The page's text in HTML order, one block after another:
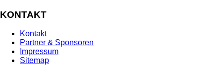
KONTAKT
Kontakt
Partner & Sponsoren
Impressum
Sitemap